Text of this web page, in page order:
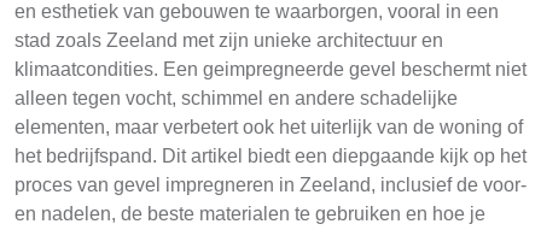
en esthetiek van gebouwen te waarborgen, vooral in een
stad zoals Zeeland met zijn unieke architectuur en
klimaatcondities. Een geimpregneerde gevel beschermt niet
alleen tegen vocht, schimmel en andere schadelijke
elementen, maar verbetert ook het uiterlijk van de woning of
het bedrijfspand. Dit artikel biedt een diepgaande kijk op het
proces van gevel impregneren in Zeeland, inclusief de voor-
en nadelen, de beste materialen te gebruiken en hoe je